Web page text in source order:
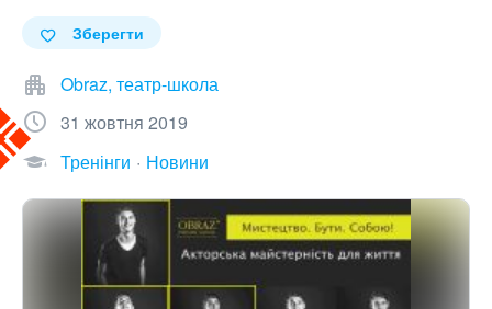
Зберегти
Obraz, театр-школа
31 жовтня 2019
Тренінги
Новини